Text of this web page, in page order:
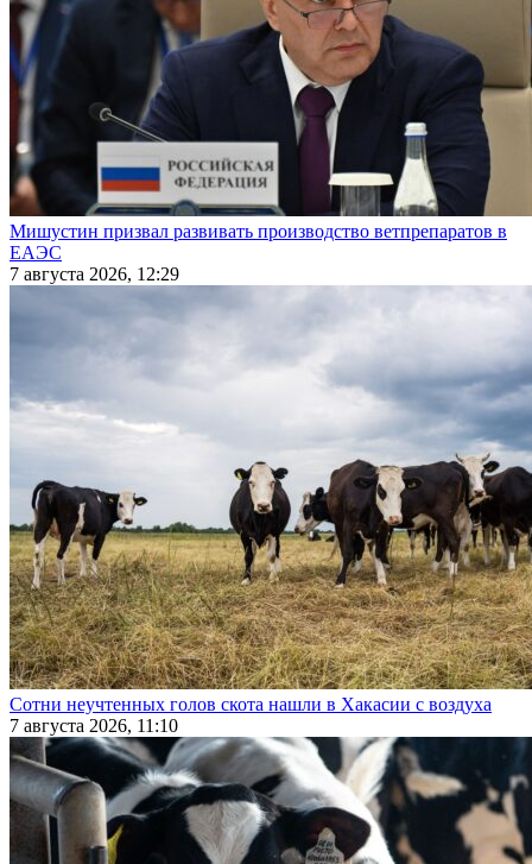
Мишустин призвал развивать производство ветпрепаратов в
ЕАЭС
7 августа 2026, 12:29
Сотни неучтенных голов скота нашли в Хакасии с воздуха
7 августа 2026, 11:10